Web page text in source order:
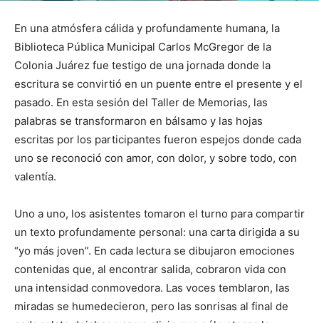
En una atmósfera cálida y profundamente humana, la
Biblioteca Pública Municipal Carlos McGregor de la
Colonia Juárez fue testigo de una jornada donde la
escritura se convirtió en un puente entre el presente y el
pasado. En esta sesión del Taller de Memorias, las
palabras se transformaron en bálsamo y las hojas
escritas por los participantes fueron espejos donde cada
uno se reconoció con amor, con dolor, y sobre todo, con
valentía.
Uno a uno, los asistentes tomaron el turno para compartir
un texto profundamente personal: una carta dirigida a su
“yo más joven”. En cada lectura se dibujaron emociones
contenidas que, al encontrar salida, cobraron vida con
una intensidad conmovedora. Las voces temblaron, las
miradas se humedecieron, pero las sonrisas al final de